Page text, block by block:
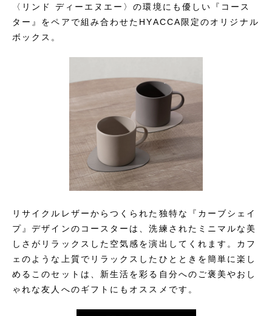
〈リンド ディーエヌエー〉の環境にも優しい『コース
ター』をペアで組み合わせたHYACCA限定のオリジナル
ボックス。
リサイクルレザーからつくられた独特な『カーブシェイ
プ』デザインのコースターは、洗練されたミニマルな美
しさがリラックスした空気感を演出してくれます。カフ
ェのような上質でリラックスしたひとときを簡単に楽し
めるこのセットは、新生活を彩る自分へのご褒美やおし
ゃれな友人へのギフトにもオススメです。